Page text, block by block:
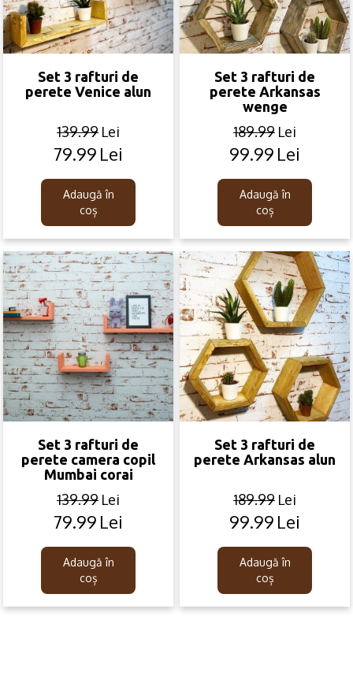
cm
Set 3 rafturi de
perete Venice alun
139.99 Lei
Original
was:
139.99lei.
79.99 Lei
Current
is:
79.99lei.
Adaugă în
coș
Set 3 rafturi de
perete Arkansas
wenge
189.99 Lei
Original
was:
189.99lei.
99.99 Lei
Current
is:
99.99lei.
Adaugă în
coș
Set 3 rafturi de
perete camera copil
Mumbai corai
139.99 Lei
Original
was:
139.99lei.
79.99 Lei
Current
is:
79.99lei.
Adaugă în
coș
Set 3 rafturi de
perete Arkansas alun
189.99 Lei
Original
was:
189.99lei.
99.99 Lei
Current
is:
99.99lei.
Adaugă în
coș